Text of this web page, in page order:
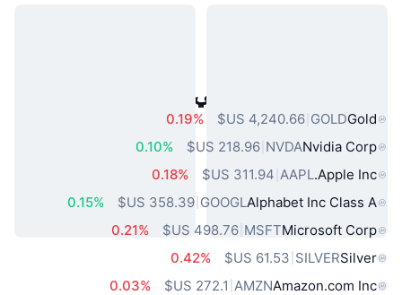
أصول العالم الحقيقي الشائعة
Gold
GOLD
‏‏4,240.66 US$
0.19%
Nvidia Corp
NVDA
‏218.96 US$
0.10%
Apple Inc.
AAPL
0.18%
Alphabet Inc Class A
GOOGL
‏358.39 US$
0.15%
Microsoft Corp
MSFT
‏498.76 US$
0.21%
Silver
SILVER
0.42%
Amazon.com Inc
AMZN
0.03%